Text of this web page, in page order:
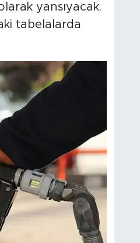
yansıyacak.
tabelalarda